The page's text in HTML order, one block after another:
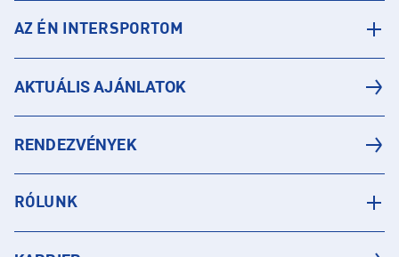
AZ ÉN INTERSPORTOM
AKTUÁLIS AJÁNLATOK
RENDEZVÉNYEK
RÓLUNK